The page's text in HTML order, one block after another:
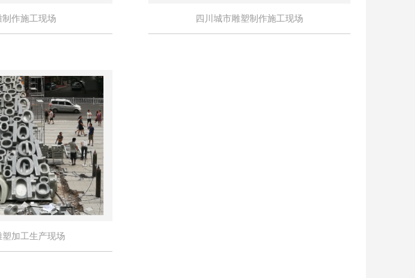
制作施工现场 四川城市雕塑制作施工现场
塑加工生产现场